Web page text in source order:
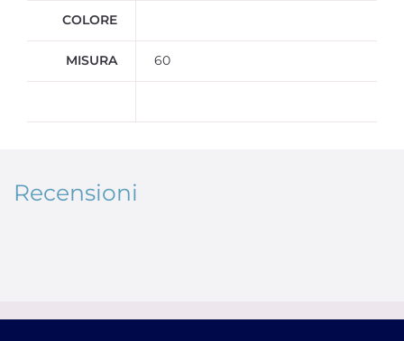
COLORE
MISURA 60
Recensioni